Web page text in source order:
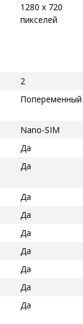
1280 x 720
пикселей
2
Попеременный
Nano-SIM
Да
Да
Да
Да
Да
Да
Да
Да
Да